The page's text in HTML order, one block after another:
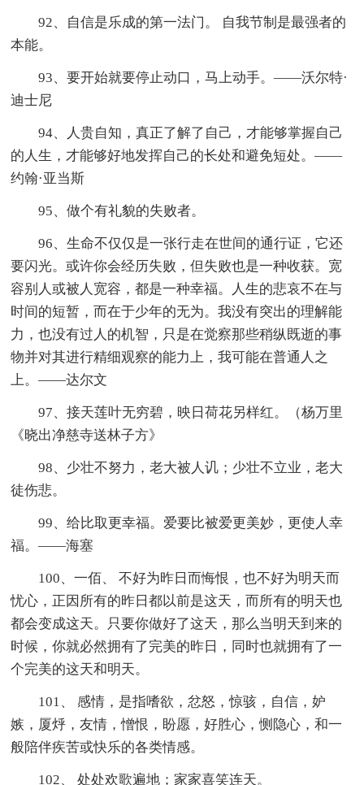
92、自信是乐成的第一法门。 自我节制是最强者的
本能。
93、要开始就要停止动口，马上动手。——沃尔特·
迪士尼
94、人贵自知，真正了解了自己，才能够掌握自己
的人生，才能够好地发挥自己的长处和避免短处。——
约翰·亚当斯
95、做个有礼貌的失败者。
96、生命不仅仅是一张行走在世间的通行证，它还
要闪光。或许你会经历失败，但失败也是一种收获。宽
容别人或被人宽容，都是一种幸福。人生的悲哀不在与
时间的短暂，而在于少年的无为。我没有突出的理解能
力，也没有过人的机智，只是在觉察那些稍纵既逝的事
物并对其进行精细观察的能力上，我可能在普通人之
上。——达尔文
97、接天莲叶无穷碧，映日荷花另样红。（杨万里
《晓出净慈寺送林子方》
98、少壮不努力，老大被人讥；少壮不立业，老大
徒伤悲。
99、给比取更幸福。爱要比被爱更美妙，更使人幸
福。——海塞
100、一佰、 不好为昨日而悔恨，也不好为明天而
忧心，正因所有的昨日都以前是这天，而所有的明天也
都会变成这天。只要你做好了这天，那么当明天到来的
时候，你就必然拥有了完美的昨日，同时也就拥有了一
个完美的这天和明天。
101、 感情，是指嗜欲，忿怒，惊骇，自信，妒
嫉，厦烀，友情，憎恨，盼愿，好胜心，恻隐心，和一
般陪伴疾苦或快乐的各类情感。
102、 处处欢歌遍地；家家喜笑连天。